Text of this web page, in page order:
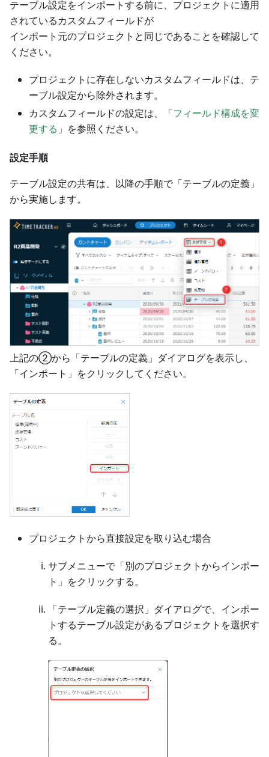
テーブル設定をインポートする前に、プロジェクトに適用
されているカスタムフィールドが
インポート元のプロジェクトと同じであることを確認して
ください。
プロジェクトに存在しないカスタムフィールドは、テ
ーブル設定から除外されます。
カスタムフィールドの設定は、「フィールド構成を変
更する 」を参照ください。
設定手順
テーブル設定の共有は、以降の手順で「テーブルの定義」
から実施します。
上記の②から「テーブルの定義」ダイアログを表示し、
「インポート」をクリックしてください。
プロジェクトから直接設定を取り込む場合
サブメニューで「別のプロジェクトからインポー
ト」をクリックする。
「テーブル定義の選択」ダイアログで、インポー
トするテーブル設定があるプロジェクトを選択す
る。